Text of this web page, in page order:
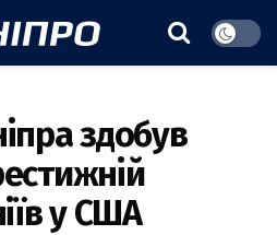
здобув
у США